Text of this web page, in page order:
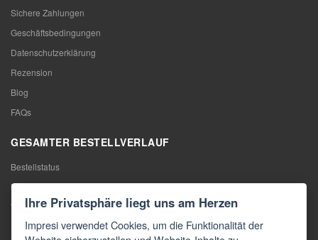
Sichere Zahlungen
Geschäftsbedingungen
Datenschutzerklärung
Rezension
Blog
FAQs
GESAMTER BESTELLVERLAUF
Bestellstatus
Meine Bestellung
Warentausch
Rücktritt vom Vertrag
Ihre Privatsphäre liegt uns am Herzen
Impresi verwendet Cookies, um die Funktionalität der